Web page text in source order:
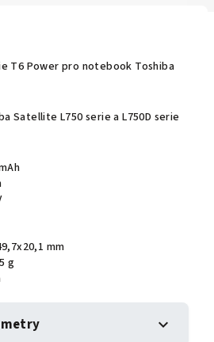
T6 Power pro notebook Toshiba
Satellite L750 serie a L750D serie
mm
g
expand_more